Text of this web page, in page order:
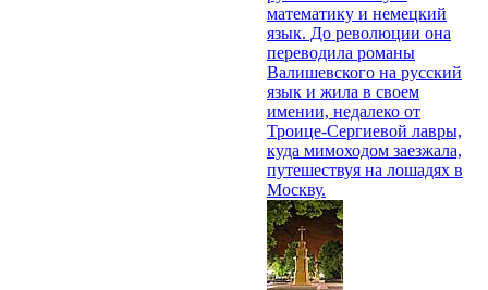
математику и немецкий
язык. До революции она
переводила романы
Валишевского на русский
язык и жила в своем
имении, недалеко от
Троице-Сергиевой лавры,
куда мимоходом заезжала,
путешествуя на лошадях в
Москву.